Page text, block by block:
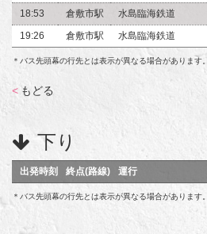
18:53
倉敷市駅
水島臨海鉄道
19:26
倉敷市駅 水島臨海鉄道
＊バス先頭幕の行先とは表示が異なる場合があります。
< もどる
下り
出発時刻 終点(路線) 運行
＊バス先頭幕の行先とは表示が異なる場合があります。